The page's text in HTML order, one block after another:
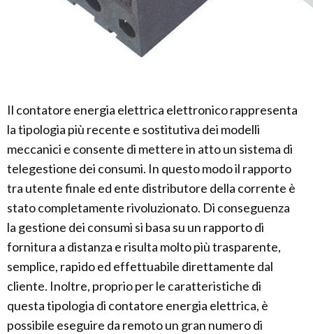
Il contatore energia elettrica elettronico rappresenta
la tipologia più recente e sostitutiva dei modelli
meccanici e consente di mettere in atto un sistema di
telegestione dei consumi. In questo modo il rapporto
tra utente finale ed ente distributore della corrente è
stato completamente rivoluzionato. Di conseguenza
la gestione dei consumi si basa su un rapporto di
fornitura a distanza e risulta molto più trasparente,
semplice, rapido ed effettuabile direttamente dal
cliente. Inoltre, proprio per le caratteristiche di
questa tipologia di contatore energia elettrica, è
possibile eseguire da remoto un gran numero di